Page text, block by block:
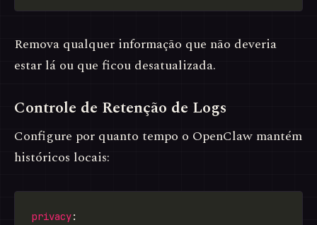
Remova qualquer informação que não deveria
estar lá ou que ficou desatualizada.
Controle de Retenção de Logs
Configure por quanto tempo o OpenClaw mantém
históricos locais:
privacy